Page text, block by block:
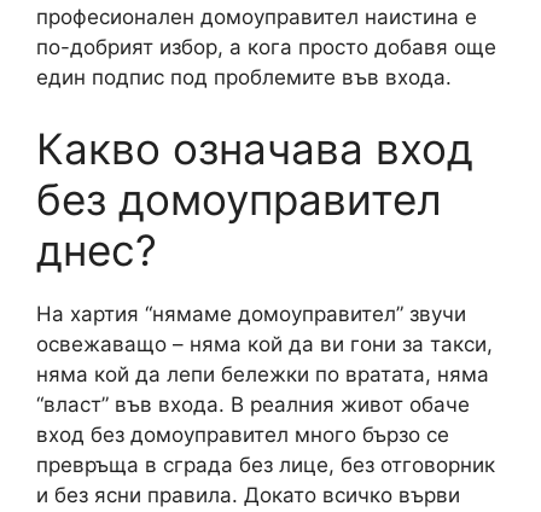
професионален домоуправител наистина е
по-добрият избор, а кога просто добавя още
един подпис под проблемите във входа.
Какво означава вход
без домоуправител
днес?
На хартия “нямаме домоуправител” звучи
освежаващо – няма кой да ви гони за такси,
няма кой да лепи бележки по вратата, няма
“власт” във входа. В реалния живот обаче
вход без домоуправител много бързо се
превръща в сграда без лице, без отговорник
и без ясни правила. Докато всичко върви